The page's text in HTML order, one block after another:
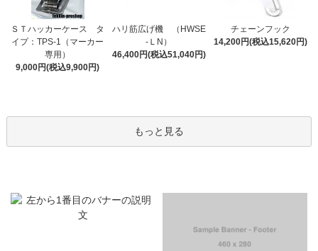
ＳＴハッカーケース タ
イプ：TPS-1（マーカー
専用）
9,000円(税込9,900円)
ハリ筋広げ機 （HWSE
-ＬN）
46,400円(税込51,040円)
チェーンフック
14,200円(税込15,620円)
もっと見る